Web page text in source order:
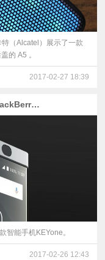
（Alcatel）展示了一款
的 A5 。
2017-02-27 18:39
MWC重磅来袭 TCL通讯发布黑莓新机BlackBerry KEYone
智能手机KEYone。
2017-02-26 12:43